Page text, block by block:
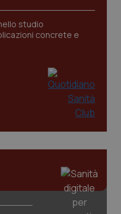
studio
concrete e